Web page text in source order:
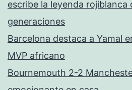
escribe la leyenda rojiblanca
generaciones
Barcelona destaca a Yamal
MVP africano
Bournemouth 2-2